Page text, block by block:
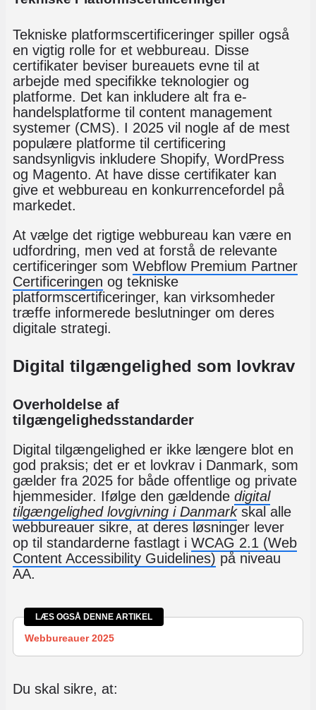
Tekniske platformscertificeringer spiller også
en vigtig rolle for et webbureau. Disse
certifikater beviser bureauets evne til at
arbejde med specifikke teknologier og
platforme. Det kan inkludere alt fra e-
handelsplatforme til content management
systemer (CMS). I 2025 vil nogle af de mest
populære platforme til certificering
sandsynligvis inkludere Shopify, WordPress
og Magento. At have disse certifikater kan
give et webbureau en konkurrencefordel på
markedet.
At vælge det rigtige webbureau kan være en
udfordring, men ved at forstå de relevante
certificeringer som Webflow Premium Partner
Certificeringen og tekniske
platformscertificeringer, kan virksomheder
træffe informerede beslutninger om deres
digitale strategi.
Digital tilgængelighed som lovkrav
Overholdelse af
tilgængelighedsstandarder
Digital tilgængelighed er ikke længere blot en
god praksis; det er et lovkrav i Danmark, som
gælder fra 2025 for både offentlige og private
hjemmesider. Ifølge den gældende digital
tilgængelighed lovgivning i Danmarkskal alle
webbureauer sikre, at deres løsninger lever
op til standarderne fastlagt i WCAG 2.1 (Web
Content Accessibility Guidelines) på niveau
AA.
LÆS OGSÅ DENNE ARTIKEL
Webbureauer 2025
Du skal sikre, at: